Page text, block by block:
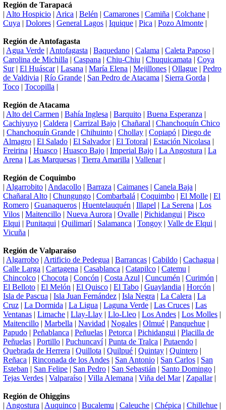
Región de Tarapacá
| Alto Hospicio | Arica | Belén | Camarones | Camiña | Colchane |
Cuya | Dolores | General Lagos | Iquique | Pica | Pozo Almonte |
Región de Antofagasta
| Agua Verde | Antofagasta | Baquedano | Calama | Caleta Paposo |
Carolina de Michilla | Caspana | Chiu-Chiu | Chuquicamata | Coya
Sur| El Huáscar| Lasana | María Elena | Mejillones | Ollague | Pedro
de Valdivia | Río Grande | San Pedro de Atacama | Sierra Gorda |
Toco | Tocopilla |
Región de Atacama
| Alto del Carmen | Bahía Inglesa | Barquito | Buena Esperanza |
Cachiyuyo | Caldera | Carrizal Bajo | Chañaral | Chanchoquín Chico
| Chanchoquín Grande | Chihuinto | Chollay | Copiapó | Diego de
Almagro | El Salado | El Salvador| El Totoral | Estación Nicolasa |
Freirina | Huasco | Huasco Bajo | Imperial Bajo | La Angostura | La
Arena | Las Marquesas | Tierra Amarilla | Vallenar|
Región de Coquimbo
| Algarrobito | Andacollo | Barraza | Caimanes | Canela Baja |
Chañaral Alto | Chungungo | Combarbalá | Coquimbo | El Molle | El
Romero | Guanaqueros | Huentelauquén | Illapel | La Serena | Los
Vilos | Maitencillo | Nueva Aurora | Ovalle | Pichidangui | Pisco
Elqui | Punitaqui | Quilimarí| Salamanca | Tongoy | Valle de Elqui |
Vicuña |
Región de Valparaíso
| Algarrobo | Artificio de Pedegua | Barrancas | Cabildo | Cachagua |
Calle Larga | Cartagena | Casablanca | Catapilco | Catemu |
Chincolco | Chocota | Concón | Costa Azul | Cuncumén | Curimón |
El Belloto | El Melón | El Quisco | El Tabo | Guaylandia | Horcón |
Isla de Pascua | Isla Juan Fernández | Isla Negra | La Calera | La
Cruz | La Dormida | La Ligua | Laguna Verde | Las Cruces | Las
Ventanas | Limache | Llay-Llay | Llo-Lleo | Los Andes | Los Molles |
Maitencillo | Marbella | Navidad | Nogales | Olmué | Panquehue |
Papudo | Peñablanca | Peñuelas | Petorca | Pichidangui | Placilla de
Peñuelas | Portillo | Puchuncaví| Punta de Tralca | Putaendo |
Quebrada de Herrera | Quillota | Quilpué | Quintay | Quintero |
Reñaca | Rinconada de los Andes | San Antonio | San Carlos | San
Esteban | San Felipe | San Pedro | San Sebastián | Santo Domingo |
Tejas Verdes | Valparaíso | Villa Alemana | Viña del Mar| Zapallar|
Región de Ohiggins
| Angostura | Auquinco | Bucalemu | Caleuche | Chépica | Chillehue |